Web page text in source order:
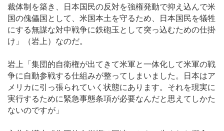
裁体制を築き、日本国民の反対を強権発動で抑え込んで米
国の傀儡国として、米国本土を守るため、日本国民を犠牲
にする無謀な対中戦争に鉄砲玉として突っ込むための仕掛
け」（岩上）なのだ。
岩上「集団的自衛権が出てきて米軍と一体化して米軍の戦
争に自動参戦する仕組みが整ってしまいました。日本はア
メリカに引っ張られていく状態にあります。それを現実に
実行するために緊急事態条項が必要なんだと思えてしかた
ないのですが」